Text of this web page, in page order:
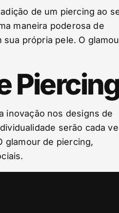
de um piercing ao
maneira poderosa de
própria pele. O
inovação nos designs de
serão cada
glamour de piercing,